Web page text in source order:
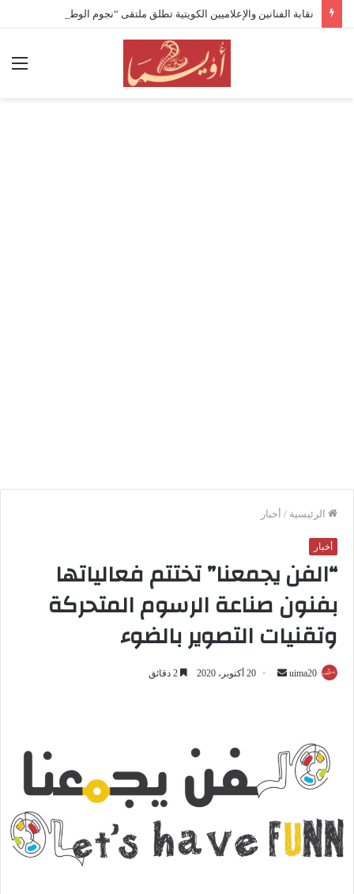
الرئيسية / أخبار
أخبار
“الفن يجمعنا” تختتم فعالياتها
بفنون صناعة الرسوم المتحركة
وتقنيات التصوير بالضوء
uima20
أرسل 20 أكتوبر، 2020